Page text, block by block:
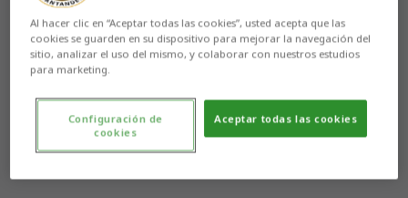
Al hacer clic en “Aceptar todas las cookies”, usted acepta que las
cookies se guarden en su dispositivo para mejorar la navegación del
sitio, analizar el uso del mismo, y colaborar con nuestros estudios
para marketing.
Aceptar todas las cookies
Configuración de
cookies